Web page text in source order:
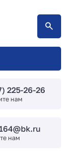
225-26-26
нам
нам